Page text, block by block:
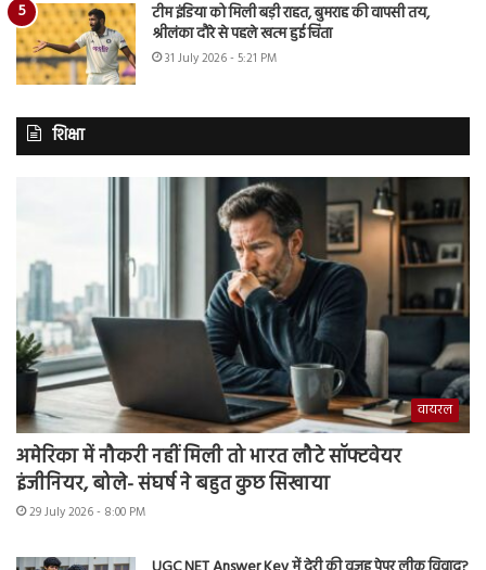
टीम इंडिया को मिली बड़ी राहत, बुमराह की वापसी तय,
श्रीलंका दौरे से पहले खत्म हुई चिंता
31 July 2026 - 5:21 PM
शिक्षा
वायरल
अमेरिका में नौकरी नहीं मिली तो भारत लौटे सॉफ्टवेयर
इंजीनियर, बोले- संघर्ष ने बहुत कुछ सिखाया
29 July 2026 - 8:00 PM